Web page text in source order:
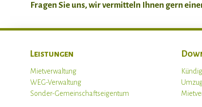
Fragen Sie uns, wir vermitteln Ihnen gern
Leistungen
Mietverwaltung
WEG-Verwaltung
Sonder-Gemeinschaftseigentum